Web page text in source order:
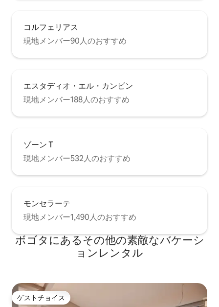
コルフェリアス
現地メンバー90人のおすすめ
エスタディオ・エル・カンピン
現地メンバー188人のおすすめ
ゾーン T
現地メンバー532人のおすすめ
モンセラーテ
現地メンバー1,490人のおすすめ
ボゴタにあるその他の素敵なバケーシ
ョンレンタル
ゲストチョイス
ゲストチョイス